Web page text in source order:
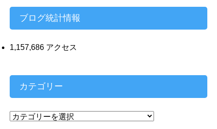
ス
ブログ統計情報
1,157,686 アクセス
カテゴリー
カ